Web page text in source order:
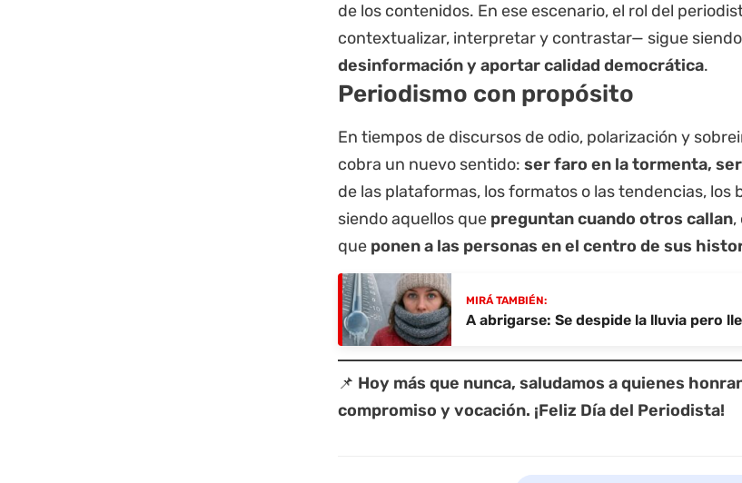
de los contenidos. En ese escenario, el rol del
contextualizar, interpretar y contrastar— sigue
desinformación y aportar calidad democrática.
Periodismo con propósito
En tiempos de discursos de odio, polarización y
cobra un nuevo sentido: ser faro en la tormenta,
de las plataformas, los formatos o las tendencias, los
siendo aquellos que preguntan cuando otros callan,
que ponen a las personas en el centro de sus
MIRÁ TAMBIÉN:
A abrigarse: Se despide la lluvia pero
📌 Hoy más que nunca, saludamos a quienes
compromiso y vocación. ¡Feliz Día del Periodista!